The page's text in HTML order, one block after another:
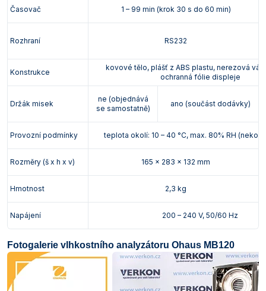
Časovač 1 – 99 min (krok 30 s do 60 min)
Rozhraní RS232
Konstrukce
kovové tělo, plášť z ABS plastu, nerezová
ochranná fólie displeje
Držák misek
ne (objednává
se samostatně)
ano (součást dodávky)
Provozní podmínky teplota okolí: 10 – 40 °C, max. 80% RH
Rozměry (š x h x v) 165 x 283 x 132 mm
Hmotnost 2,3 kg
Napájení 200 – 240 V, 50/60 Hz
Fotogalerie vlhkostního analyzátoru Ohaus MB120